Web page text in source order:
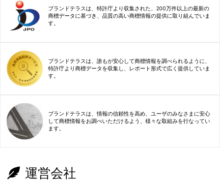
ブランドテラスは、特許庁より収集された、200万件以上の最新の
商標データに基づき、品質の高い商標情報の提供に取り組んでいま
す。
ブランドテラスは、誰もが安心して商標情報を調べられるように、
特許庁より商標データを収集し、レポート形式で広く提供していま
す。
ブランドテラスは、情報の信頼性を高め、ユーザのみなさまに安心
して商標情報をお調べいただけるよう、様々な取組みを行なってい
ます。
運営会社